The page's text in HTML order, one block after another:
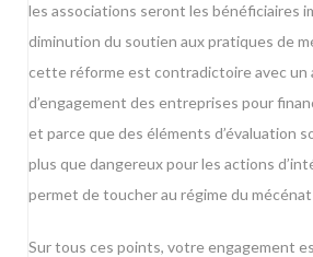
les associations seront les bénéficiaires
diminution du soutien aux pratiques de
cette réforme est contradictoire avec un
d’engagement des entreprises pour
et parce que des éléments d’évaluation
plus que dangereux pour les actions
permet de toucher au régime du
Sur tous ces points, votre engagement